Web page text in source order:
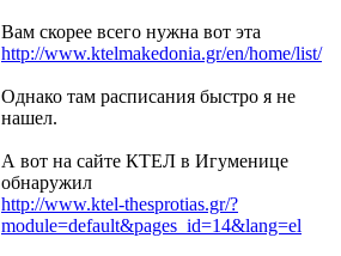
Вам скорее всего нужна вот эта
http://www.ktelmakedonia.gr/en/home/list/
Однако там расписания быстро я не
нашел.
А вот на сайте КТЕЛ в Игуменице
обнаружил
http://www.ktel-thesprotias.gr/?
module=default&pages_id=14&lang=el